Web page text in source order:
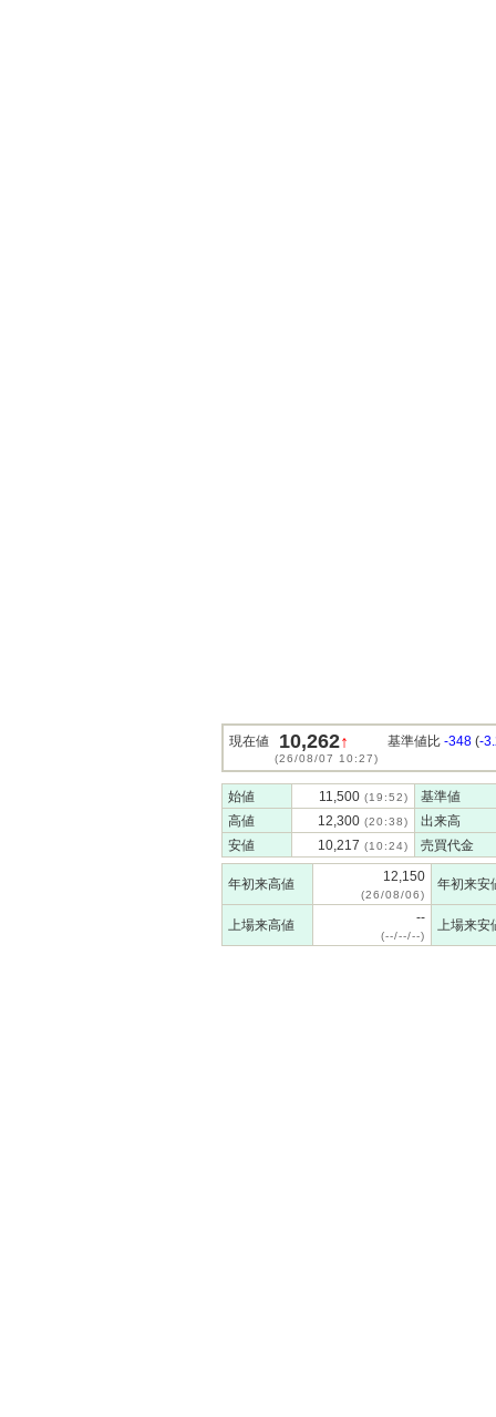
現在値 10,262↑
(26/08/07 10:27)
基準値比 -348 (-
始値 11,500 (19:52)
基準値
高値
12,300 (20:38)
出来高
安値
10,217 (10:24) 売買代金
年初来高値 12,150
(26/08/06)
年初来安
上場来高値 --
(--/--/--)
上場来安